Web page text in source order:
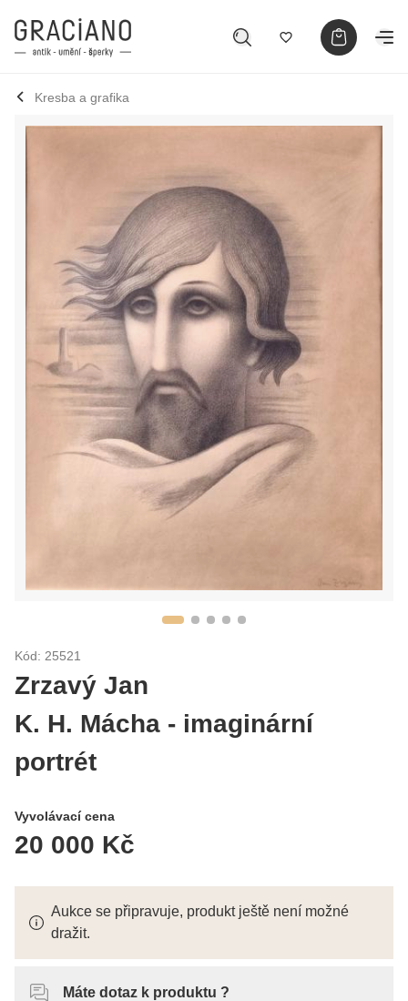
Kresba a grafika
Kód: 25521
Zrzavý Jan
K. H. Mácha - imaginární
portrét
Vyvolávací cena
20 000 Kč
Aukce se připravuje, produkt ještě není možné
dražit.
Máte dotaz k produktu ?